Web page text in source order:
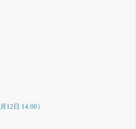
12日 14:00）